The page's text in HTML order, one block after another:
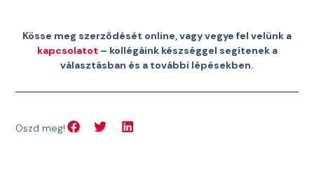
Kösse meg szerződését online, vagy vegye fel velünk a
kapcsolatot – kollégáink készséggel segítenek a
választásban és a további lépésekben.
Oszd meg!